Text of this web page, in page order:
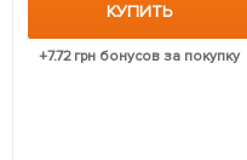
КУПИТЬ
+7.72грн бонусов за покупку